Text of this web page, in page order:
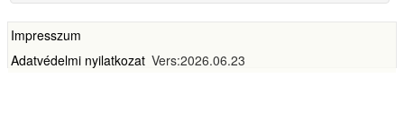
Impresszum
Adatvédelmi nyilatkozat Vers:2026.06.23